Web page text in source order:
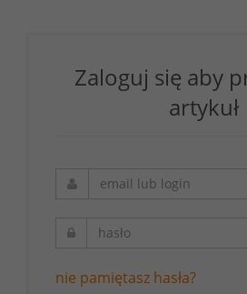
Zaloguj się aby
artykuł
nie pamiętasz hasła?